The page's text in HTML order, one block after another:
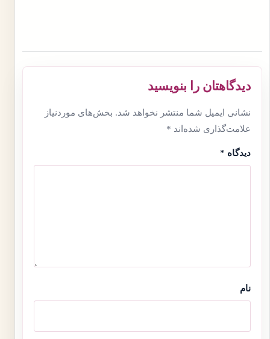
دیدگاهتان را بنویسید
نشانی ایمیل شما منتشر نخواهد شد. بخش‌های موردنیاز
علامت‌گذاری شده‌اند *
دیدگاه *
نام